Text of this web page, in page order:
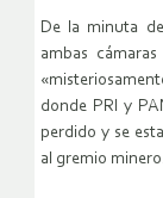
De la minuta
ambas
donde PRI y
perdido y se
al gremio minero.